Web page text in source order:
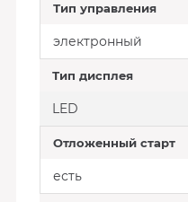
Тип управления
электронный
Тип дисплея
LED
Отложенный старт
есть